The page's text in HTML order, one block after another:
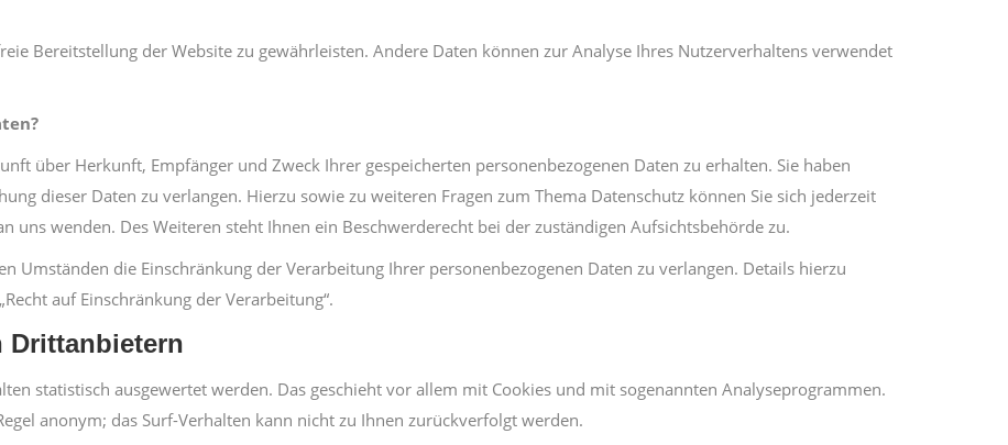
Bereitstellung der Website zu gewährleisten. Andere Daten können zur Analyse Ihres Nutzerverhaltens verwendet
über Herkunft, Empfänger und Zweck Ihrer gespeicherten personenbezogenen Daten zu erhalten. Sie haben
dieser Daten zu verlangen. Hierzu sowie zu weiteren Fragen zum Thema Datenschutz können Sie sich jederzeit
uns wenden. Des Weiteren steht Ihnen ein Beschwerderecht bei der zuständigen Aufsichtsbehörde zu.
Umständen die Einschränkung der Verarbeitung Ihrer personenbezogenen Daten zu verlangen. Details hierzu
auf Einschränkung der Verarbeitung“.
Drittanbietern
statistisch ausgewertet werden. Das geschieht vor allem mit Cookies und mit sogenannten Analyseprogrammen.
anonym; das Surf-Verhalten kann nicht zu Ihnen zurückverfolgt werden.